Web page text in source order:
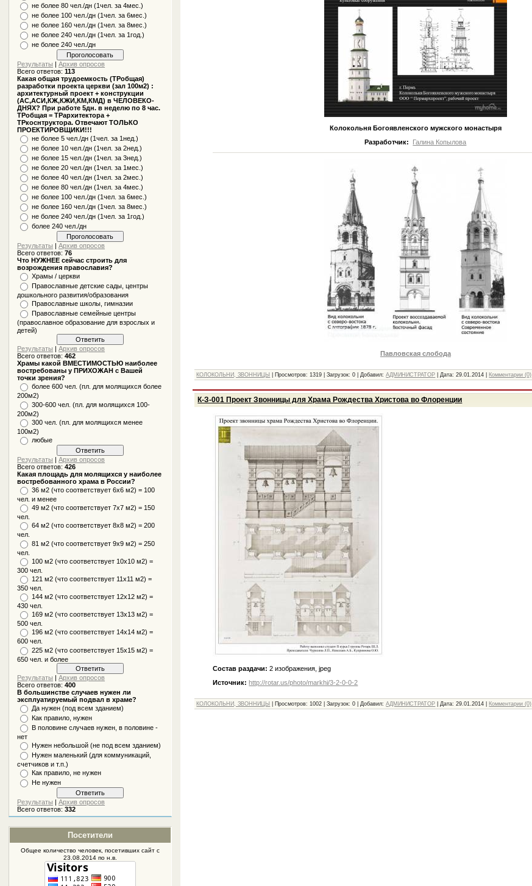
не более 80 чел./дн (1чел. за 4мес.)
не более 100 чел./дн (1чел. за 6мес.)
не более 160 чел./дн (1чел. за 8мес.)
не более 240 чел./дн (1чел. за 1год.)
не более 240 чел./дн
Результаты |Архив опросов
Всего ответов:113
Какая общая трудоемкость (ТРобщая)
разработки проекта церкви (зал 100м2) :
архитектурный проект + конструкции
(АС,АСИ,КЖ,КЖИ,КМ,КМД) в ЧЕЛОВЕКО-
ДНЯХ? При работе 5дн. в неделю по 8 час.
ТРобщая = ТРархитектора +
ТРкоснтруктора. Отвечают ТОЛЬКО
ПРОЕКТИРОВЩИКИ!!!
не более 5 чел./дн (1чел. за 1нед.)
не более 10 чел./дн (1чел. за 2нед.)
не более 15 чел./дн (1чел. за 3нед.)
не более 20 чел./дн (1чел. за 1мес.)
не более 40 чел./дн (1чел. за 2мес.)
не более 80 чел./дн (1чел. за 4мес.)
не более 100 чел./дн (1чел. за 6мес.)
не более 160 чел./дн (1чел. за 8мес.)
не более 240 чел./дн (1чел. за 1год.)
более 240 чел./дн
Результаты |Архив опросов
Всего ответов:76
Что НУЖНЕЕ сейчас строить для
возрождения православия?
Храмы / церкви
Православные детские сады, центры
дошкольного развития/образования
Православные школы, гимназии
Православные семейные центры
(православное образование для взрослых и
детей)
Результаты |Архив опросов
Всего ответов:462
Храмы какой ВМЕСТИМОСТЬЮ наиболее
востребованы у ПРИХОЖАН с Вашей
точки зрения?
более 600 чел. (пл. для молящихся более
200м2)
300-600 чел. (пл. для молящихся 100-
200м2)
300 чел. (пл. для молящихся менее
100м2)
любые
Результаты |Архив опросов
Всего ответов:426
Какая площадь для молящихся у наиболее
востребованного храма в России?
36 м2 (что соответствует 6x6 м2) = 100
чел. и менее
49 м2 (что соответствует 7x7 м2) = 150
чел.
64 м2 (что соответствует 8x8 м2) = 200
чел.
81 м2 (что соответствует 9х9 м2) = 250
чел.
100 м2 (что соответствует 10x10 м2) =
300 чел.
121 м2 (что соответствует 11х11 м2) =
350 чел.
144 м2 (что соответствует 12х12 м2) =
430 чел.
169 м2 (что соответствует 13х13 м2) =
500 чел.
196 м2 (что соответствует 14х14 м2) =
600 чел.
225 м2 (что соответствует 15х15 м2) =
650 чел. и более
Результаты |Архив опросов
Всего ответов:400
В большинстве случаев нужен ли
эксплуатируемый подвал в храме?
Да нужен (под всем зданием)
Как правило, нужен
В половине случаев нужен, в половине -
нет
Нужен небольшой (не под всем зданием)
Нужен маленький (для коммуникаций,
счетчиков и т.п.)
Как правило, не нужен
Не нужен
Результаты |Архив опросов
Всего ответов:332
Посетители
Общее количество человек, посетивших сайт с
23.08.2014 по н.в.
Колокольня Богоявленского мужского монастыря
Разработчик:
Галина Копылова
Павловская слобода
КОЛОКОЛЬНИ, ЗВОННИЦЫ Просмотров: 1319 |Загрузок: 0 |Добавил: АДМИНИСТРАТОР |Дата: 29.01.2014 Комментарии (0)
К-З-001 Проект Звонницы для Храма Рождества Христова во Флоренции
Состав раздачи: 2 изображения, jpeg
Источник: http://rotar.us/photo/markhi/3-2-0-0-2
КОЛОКОЛЬНИ, ЗВОННИЦЫ Просмотров: 1002 |Загрузок: 0 |Добавил: АДМИНИСТРАТОР |Дата: 29.01.2014 Комментарии (0)